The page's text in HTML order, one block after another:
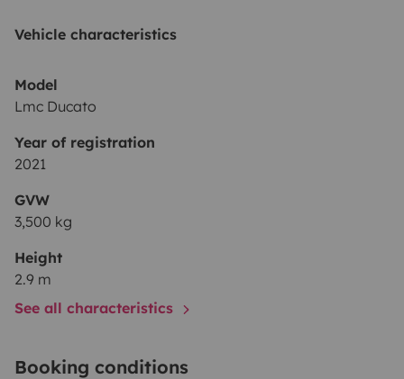
Im Preis enthalten sind außerdem :
- 2 gefüllte Gasflaschen✅
- Campingtisch + 2 Stühle ( mehr nach Absprache )✅
Becher und Besteck .✅
- CEE - Adapter Kabel✅
- Kabeltrommel ( Verlängerung )✅
Vehicle characteristics
Model
Lmc Ducato
Year of registration
2021
GVW
3,500 kg
Height
2.9 m
See all characteristics
Booking conditions